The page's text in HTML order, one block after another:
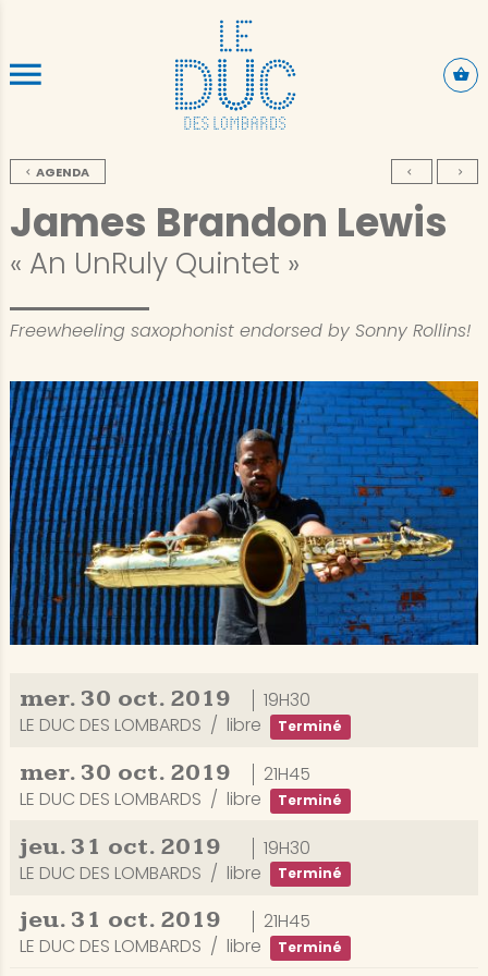
SKIP TO CONTENT
AGENDA
James Brandon Lewis
« An UnRuly Quintet »
Freewheeling saxophonist endorsed by Sonny Rollins!
mer. 30 oct. 2019
19H30
LE DUC DES LOMBARDS
libre Terminé
mer. 30 oct. 2019
21H45
LE DUC DES LOMBARDS
libre Terminé
jeu. 31 oct. 2019
19H30
LE DUC DES LOMBARDS
libre Terminé
jeu. 31 oct. 2019
21H45
LE DUC DES LOMBARDS
libre Terminé